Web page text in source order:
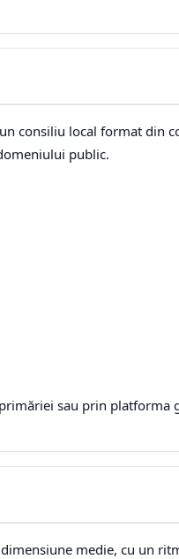
consiliu local format din
public.
sau prin platforma
medie, cu un